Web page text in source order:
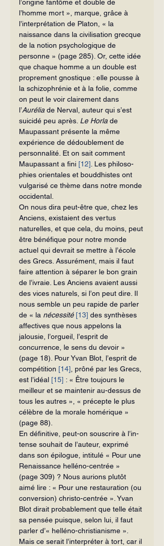
l’origine fan­tôme et double de
l’homme mort », marque, grâce à
l’interprétation de Platon, « la
naissance dans la civilisation grecque
de la notion psychologique de
personne » (page 285). Or, cette idée
que chaque homme a un double est
proprement gnos­tique : elle pousse à
la schizophrénie et à la folie, comme
on peut le voir clairement dans
l’Aurélia de Nerval, auteur qui s’est
suicidé peu après. Le Horla de
Maupassant présente la même
expérience de dédou­blement de
personnalité. Et on sait com­ment
Maupassant a fini [12] . Les philoso­
phies orientales et bouddhistes ont
vulga­risé ce thème dans notre monde
occidental.
On nous dira peut-être que, chez les
Anciens, existaient des vertus
naturelles, et que cela, du moins, peut
être bénéfique pour notre monde
actuel qui devrait se mettre à l’école
des Grecs. Assurément, mais il faut
faire attention à séparer le bon grain
de l’ivraie. Les Anciens avaient aussi
des vices naturels, si l’on peut dire. Il
nous semble un peu rapide de parler
de « la nécessité [13] des synthèses
affectives que nous appelons la
jalousie, l’orgueil, l’esprit de
concurrence, le sens du devoir »
(page 18). Pour Yvan Blot, l’esprit de
compétition [14] , prôné par les Grecs,
est l’idéal [15] : « Être toujours le
meilleur et se maintenir au-dessus de
tous les autres », « précepte le plus
célèbre de la morale homérique »
(page 88).
En définitive, peut-on souscrire à l’in­
tense souhait de l’auteur, exprimé
dans son épilogue, intitulé « Pour une
Renais­sance helléno-centrée »
(page 309) ? Nous aurions plutôt
aimé lire : « Pour une res­tauration (ou
conversion) christo-centrée ». Yvan
Blot dirait probablement que telle était
sa pensée puisque, selon lui, il faut
parler d’« helléno-christianisme ».
Mais ce serait l’interpréter à tort, car il